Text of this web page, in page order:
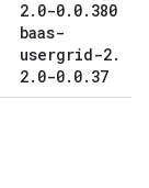
2. 0-0. 0. 380
baas-
usergrid-2.
2. 0-0. 0. 37